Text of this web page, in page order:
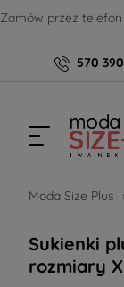
Zamów przez
570
Moda Size Plus
Sukienki
rozmiary